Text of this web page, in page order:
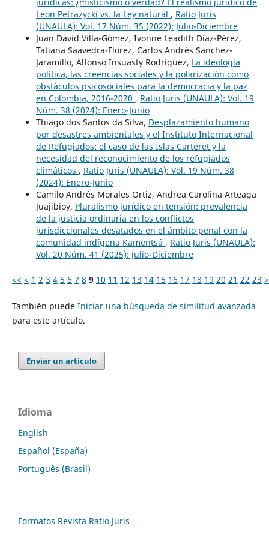
Leon Petrazycki vs. la Ley natural , Ratio Juris
(UNAULA): Vol. 17 Núm. 35 (2022): Julio-Diciembre
Juan David Villa-Gómez, Ivonne Leadith Díaz-Pérez,
Tatiana Saavedra-Florez, Carlos Andrés Sanchez-
Jaramillo, Alfonso Insuasty Rodríguez, La ideología
política, las creencias sociales y la polarización como
obstáculos psicosociales para la democracia y la paz
en Colombia, 2016-2020 , Ratio Juris (UNAULA): Vol. 19
Núm. 38 (2024): Enero-Junio
Thiago dos Santos da Silva, Desplazamiento humano
por desastres ambientales y el Instituto Internacional
de Refugiados: el caso de las Islas Carteret y la
necesidad del reconocimiento de los refugiados
climáticos , Ratio Juris (UNAULA): Vol. 19 Núm. 38
(2024): Enero-Junio
Camilo Andrés Morales Ortiz, Andrea Carolina Arteaga
Juajibioy, Pluralismo jurídico en tensión: prevalencia
de la justicia ordinaria en los conflictos
jurisdiccionales desatados en el ámbito penal con la
comunidad indígena Kamëntsá , Ratio Juris (UNAULA):
Vol. 20 Núm. 41 (2025): Julio-Diciembre
<< < 1 2 3 4 5 6 7 8 9 10 11 12 13 14 15 16 17 18 19 20 21 22 23 >
También puede Iniciar una búsqueda de similitud avanzada
para este artículo.
Enviar un artículo
Idioma
English
Español (España)
Português (Brasil)
Formatos Revista Ratio Juris